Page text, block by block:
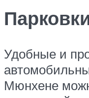
Удобные и
Мюнхене